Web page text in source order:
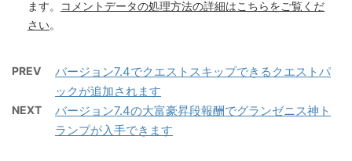
ます。
コメントデータの処理方法の詳細はこちらをご覧くだ
さい。
PREV
バージョン7.4でクエストスキップできるクエストパ
ックが追加されます
NEXT
バージョン7.4の大富豪昇段報酬でグランゼニス神ト
ランプが入手できます